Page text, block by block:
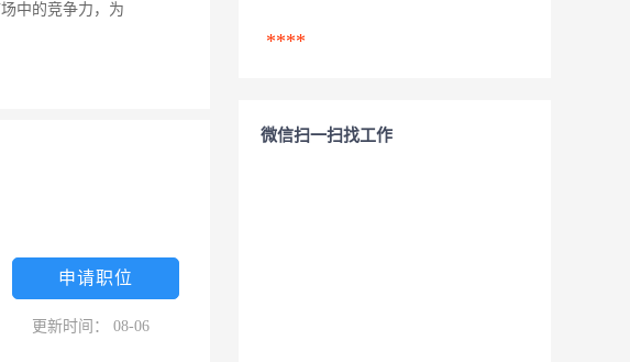
中的竞争力，为
申请职位
更新时间： 08-06
****
微信扫一扫找工作